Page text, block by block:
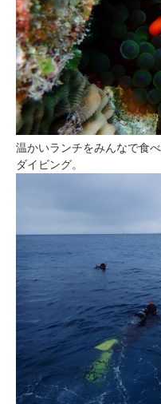
温かいランチをみんなで食
ダイビング。